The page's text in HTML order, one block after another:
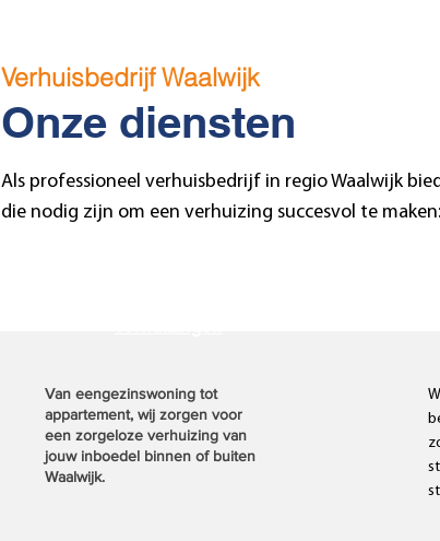
Verhuisbedrijf Waalwijk
Onze diensten
Als professioneel verhuisbedrijf in regio Waalwijk
die nodig zijn om een verhuizing succesvol te maken:
Van eengezinswoning tot
appartement, wij zorgen voor
een zorgeloze verhuizing van
jouw inboedel binnen of buiten
Waalwijk.